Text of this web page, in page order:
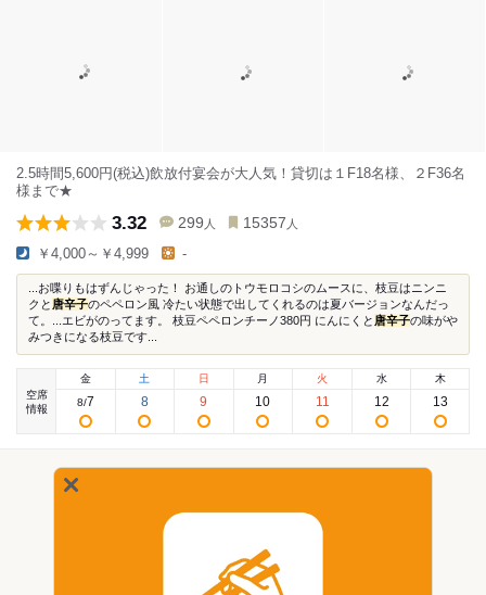
2.5時間5,600円(税込)飲放付宴会が大人気！貸切は１F18名様、２F36名
様まで★
3.32 299 人 15357 人
￥4,000～￥4,999 -
...お喋りもはずんじゃった！ お通しのトウモロコシのムースに、枝豆はニンニ
クと 唐辛子のペペロン風 冷たい状態で出してくれるのは夏バージョンなんだっ
て。...エビがのってます。 枝豆ペペロンチーノ380円 にんにくと 唐辛子の味がや
みつきになる枝豆です...
空席
情報
金
8/7
土
8
日
9
月
10
火
11
水
12
木
13